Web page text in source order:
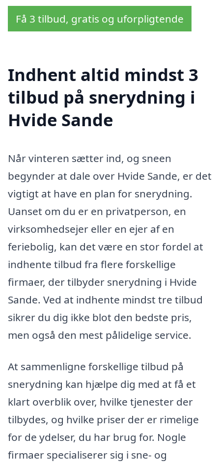
Få 3 tilbud, gratis og uforpligtende
Indhent altid mindst 3
tilbud på snerydning i
Hvide Sande
Når vinteren sætter ind, og sneen
begynder at dale over Hvide Sande, er det
vigtigt at have en plan for snerydning.
Uanset om du er en privatperson, en
virksomhedsejer eller en ejer af en
feriebolig, kan det være en stor fordel at
indhente tilbud fra flere forskellige
firmaer, der tilbyder snerydning i Hvide
Sande. Ved at indhente mindst tre tilbud
sikrer du dig ikke blot den bedste pris,
men også den mest pålidelige service.
At sammenligne forskellige tilbud på
snerydning kan hjælpe dig med at få et
klart overblik over, hvilke tjenester der
tilbydes, og hvilke priser der er rimelige
for de ydelser, du har brug for. Nogle
firmaer specialiserer sig i sne- og